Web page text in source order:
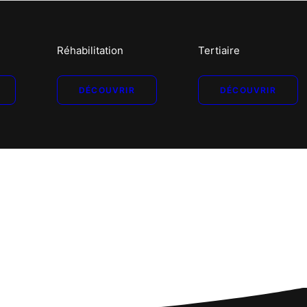
Réhabilitation
DÉCOUVRIR
Tertiaire
DÉCOUVRIR